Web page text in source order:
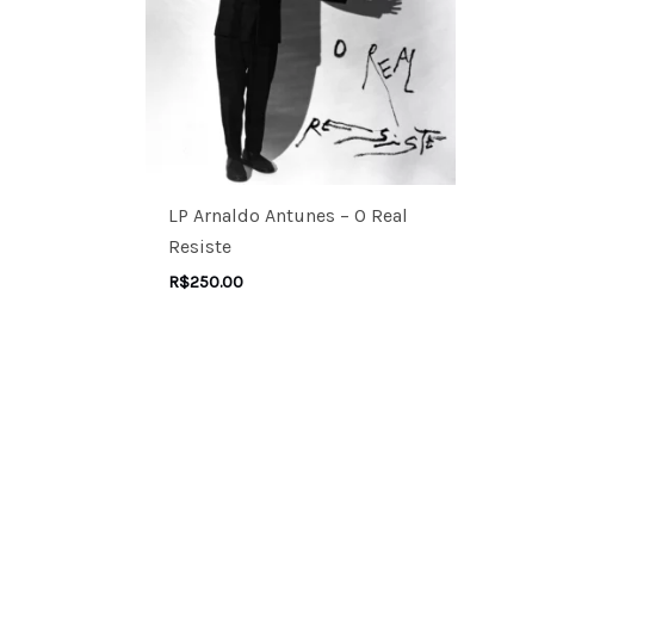
LP Arnaldo Antunes – O Real
Resiste
R$250.00